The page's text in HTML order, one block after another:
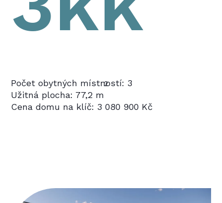
Počet obytných místností: 3
Užitná plocha: 77,2 m
2
Cena domu na klíč: 3 080 900 Kč